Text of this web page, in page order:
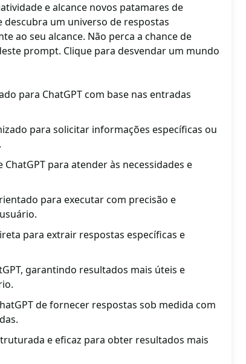
e alcance novos patamares de
descubra um universo de respostas
ao seu alcance. Não perca a chance de
prompt. Clique para desvendar um mundo
para ChatGPT com base nas entradas
para solicitar informações específicas ou
para atender às necessidades e
para executar com precisão e
para extrair respostas específicas e
garantindo resultados mais úteis e
de fornecer respostas sob medida com
e eficaz para obter resultados mais